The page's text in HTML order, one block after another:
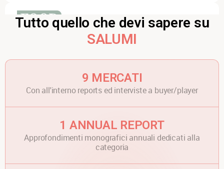
Dairy
Bakery
Tutto quello che devi sapere su
SALUMI
9 MERCATI
Con all'interno reports ed interviste a buyer/player
1 ANNUAL REPORT
Approfondimenti monografici annuali dedicati alla
categoria